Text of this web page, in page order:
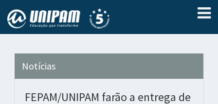
Notícias
FEPAM/UNIPAM farão a entrega de